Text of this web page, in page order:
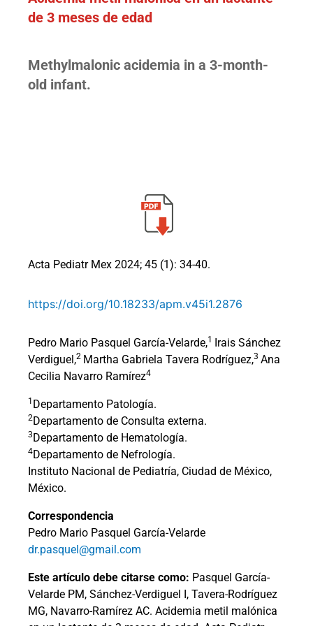
de 3 meses de edad
Methylmalonic acidemia in a 3-month-
old infant.
Acta Pediatr Mex 2024; 45 (1): 34-40.
https://doi.org/10.18233/apm.v45i1.2876
Pedro Mario Pasquel García-Velarde,1
Irais Sánchez
Verdiguel,2 Martha Gabriela Tavera Rodríguez,3 Ana
Cecilia Navarro Ramírez4
1 Departamento Patología.
2Departamento de Consulta externa.
3 Departamento de Hematología.
4Departamento de Nefrología.
Instituto Nacional de Pediatría, Ciudad de México,
México.
Correspondencia
Pedro Mario Pasquel García-Velarde
dr.pasquel@gmail.com
Este artículo debe citarse como: Pasquel García-
Velarde PM, Sánchez-Verdiguel I, Tavera-Rodríguez
MG, Navarro-Ramírez AC. Acidemia metil malónica